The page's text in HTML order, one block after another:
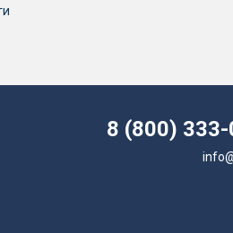
8 (800)